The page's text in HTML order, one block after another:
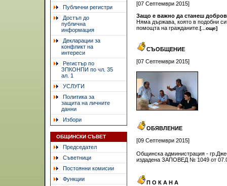
Публични регистри
Достъп до
публична
информация
Декларации за
конфликт на
интереси
Регистър по
ЗПКОНПИ по чл. 35
ал. 1
УСЛУГИ
Политика за
защита на личните
данни
Избори
ОБЩИНСКИ СЪВЕТ
Председател
Съветници
Постоянни комисии
Функции
[07 Септември 2015]
Защо е важно да станеш
Няма държава, която в подобни
помощта на гражданите. [...още]
СЪОБЩЕНИЕ
[07 Септември 2015]
ОБЯВЛЕНИЕ
[09 Септември 2015]
Общинска администрация -
издадена ЗАПОВЕД № 1049 от
П О К А Н А